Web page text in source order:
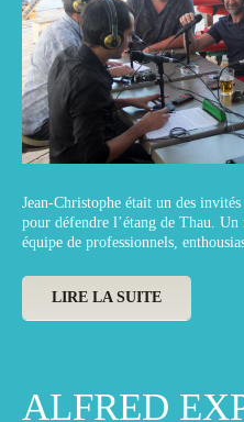
Jean-Christophe était un des
pour défendre l’étang de Thau.
équipe de professionnels,
LIRE LA SUITE
ALFRED